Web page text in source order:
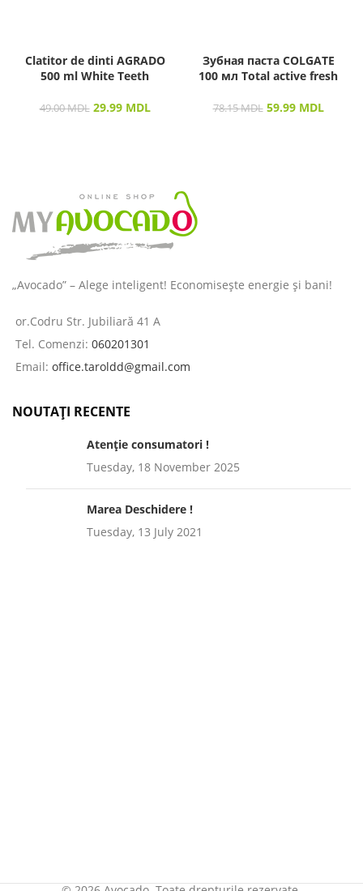
Clatitor de dinti AGRADO
500 ml White Teeth
49.00MDL 29.99 MDL
Зубная паста COLGATE
100 мл Total active fresh
78.15MDL 59.99 MDL
„Avocado” – Alege inteligent! Economisește energie și bani!
or.Codru Str. Jubiliară 41 A
Tel. Comenzi: 060201301
Email: office.taroldd@gmail.com
NOUTAȚI RECENTE
Atenție consumatori !
Tuesday, 18 November 2025
Marea Deschidere !
Tuesday, 13 July 2021